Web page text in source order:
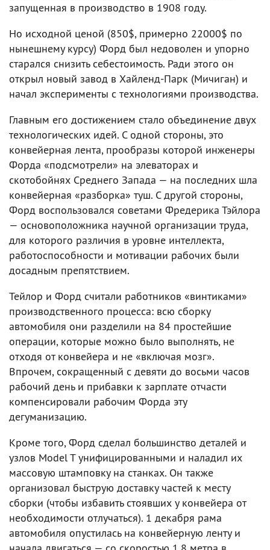
запущенная в производство в 1908 году.
Но исходной ценой (850$, примерно 22000$ по
нынешнему курсу) Форд был недоволен и упорно
старался снизить себестоимость. Ради этого он
открыл новый завод в Хайленд-Парк (Мичиган) и
начал эксперименты с технологиями производства.
Главным его достижением стало объединение двух
технологических идей. С одной стороны, это
конвейерная лента, прообразы которой инженеры
Форда «подсмотрели» на элеваторах и
скотобойнях Среднего Запада — на последних шла
конвейерная «разборка» туш. С другой стороны,
Форд воспользовался советами Фредерика Тэйлора
— основоположника научной организации труда,
для которого различия в уровне интеллекта,
работоспособности и мотивации рабочих были
досадным препятствием.
Тейлор и Форд считали работников «винтиками»
производственного процесса: всю сборку
автомобиля они разделили на 84 простейшие
операции, которые можно было выполнять, не
отходя от конвейера и не «включая мозг».
Впрочем, сокращенный с девяти до восьми часов
рабочий день и прибавки к зарплате отчасти
компенсировали рабочим Форда эту
дегуманизацию.
Кроме того, Форд сделал большинство деталей и
узлов Model T унифицированными и наладил их
массовую штамповку на станках. Он также
организовал быструю доставку частей к месту
сборки (чтобы избавить стоявших у конвейера от
необходимости отлучаться). 1 декабря рама
автомобиля опустилась на конвейерную ленту и